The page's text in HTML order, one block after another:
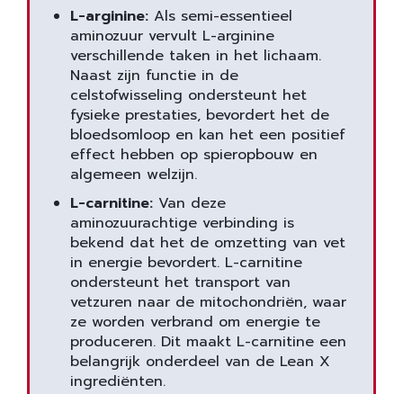
L-arginine: Als semi-essentieel
aminozuur vervult L-arginine
verschillende taken in het lichaam.
Naast zijn functie in de
celstofwisseling ondersteunt het
fysieke prestaties, bevordert het de
bloedsomloop en kan het een positief
effect hebben op spieropbouw en
algemeen welzijn.
L-carnitine: Van deze
aminozuurachtige verbinding is
bekend dat het de omzetting van vet
in energie bevordert. L-carnitine
ondersteunt het transport van
vetzuren naar de mitochondriën, waar
ze worden verbrand om energie te
produceren. Dit maakt L-carnitine een
belangrijk onderdeel van de Lean X
ingrediënten.